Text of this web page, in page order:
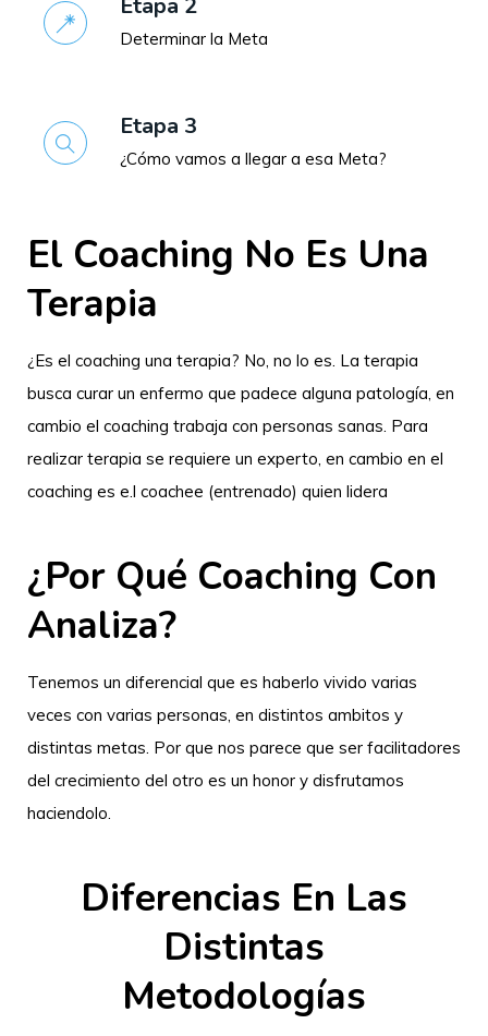
Etapa 2
Determinar la Meta
Etapa 3
¿Cómo vamos a llegar a esa Meta?
El Coaching No Es Una
Terapia
¿Es el coaching una terapia? No, no lo es. La terapia
busca curar un enfermo que padece alguna patología, en
cambio el coaching trabaja con personas sanas. Para
realizar terapia se requiere un experto, en cambio en el
coaching es e.l coachee (entrenado) quien lidera
¿Por Qué Coaching Con
Analiza?
Tenemos un diferencial que es haberlo vivido varias
veces con varias personas, en distintos ambitos y
distintas metas. Por que nos parece que ser facilitadores
del crecimiento del otro es un honor y disfrutamos
haciendolo.
Diferencias En Las
Distintas
Metodologías